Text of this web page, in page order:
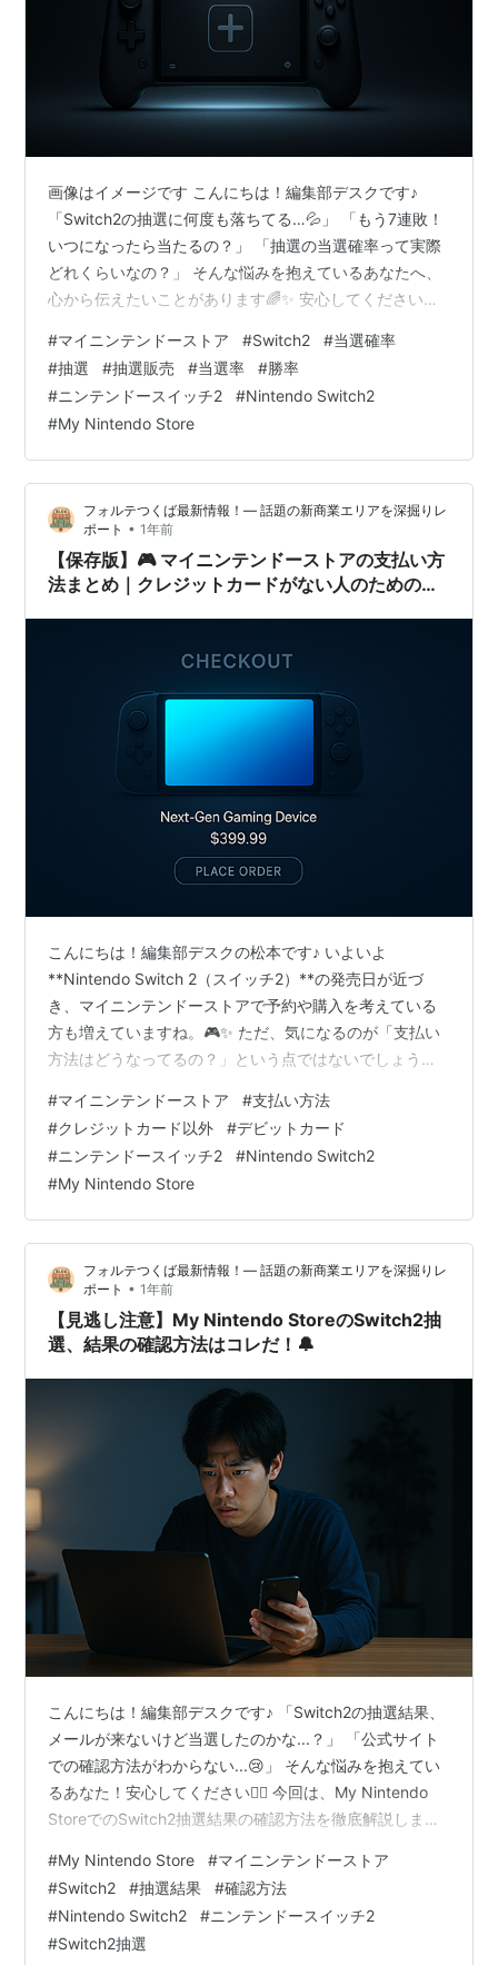
画像はイメージです こんにちは！編集部デスクです♪
「Switch2の抽選に何度も落ちてる…💦」 「もう7連敗！
いつになったら当たるの？」 「抽選の当選確率って実際
どれくらいなの？」 そんな悩みを抱えているあなたへ、
心から伝えたいことがあります🌈✨ 安心してください！
トア抽選について、 ✅ リアルな当選確率データ ✅ 応募
総数の徹底分析 ✅ AI予測による倍率シミュレーション ✅
当選確率を上げる秘策 ぜ〜んぶ、ひとつ残らずまとめま
した‼️ 📝この記事を最後まで読めば、 「Switch2の抽選
ってどれくらい厳しいの？」 「ど…
#マイニンテンドーストア #Switch2 #当選確率
#抽選 #抽選販売 #当選率 #勝率
#ニンテンドースイッチ2 #Nintendo Switch2
#My Nintendo Store
フォルテつくば最新情報！— 話題の新商業エリアを深掘りレ
ポート • 1年前
【保存版】🎮 マイニンテンドーストアの支払い方
法まとめ｜クレジットカードがない人のための選
こんにちは！編集部デスクの松本です♪ いよいよ
**Nintendo Switch 2（スイッチ2）**の発売日が近づ
き、マイニンテンドーストアで予約や購入を考えている
方も増えていますね。🎮✨ ただ、気になるのが「支払い
方法はどうなってるの？」という点ではないでしょう
る？」 「マイニンテンドーストアではPayPalやプリペイ
ドカードは使えるの？」 「クレカなしでもSwitch 2を予
約できる方法があるって本当？」 そんな疑問や不安を抱
えている方のために、この記事ではマイニンテンドース
トアの支払い方法を徹底的に解説します！ この記事を最
後まで読めば…
#マイニンテンドーストア #支払い方法
#クレジットカード以外 #デビットカード
#ニンテンドースイッチ2 #Nintendo Switch2
#My Nintendo Store
フォルテつくば最新情報！— 話題の新商業エリアを深掘りレ
ポート • 1年前
【見逃し注意】My Nintendo StoreのSwitch2抽
選、結果の確認方法はコレだ！🔔
こんにちは！編集部デスクです♪ 「Switch2の抽選結果、
メールが来ないけど当選したのかな...？」 「公式サイト
での確認方法がわからない...😢」 そんな悩みを抱えてい
るあなた！安心してください🙆‍♀️ 今回は、My Nintendo
StoreでのSwitch2抽選結果の確認方法を徹底解説しま
法から、よくある質問まで、全部まとめました💪 📱この
記事を最後まで読めば... ✅ 抽選結果をすぐに確認できる
3つの方法 ✅ 当選後の手続きの流れと期限 ✅ 落選した場
合の次回チャンス情報 ...すべてがわかりますよ！ さら
#My Nintendo Store #マイニンテンドーストア
#Switch2 #抽選結果 #確認方法
#Nintendo Switch2 #ニンテンドースイッチ2
#Switch2抽選